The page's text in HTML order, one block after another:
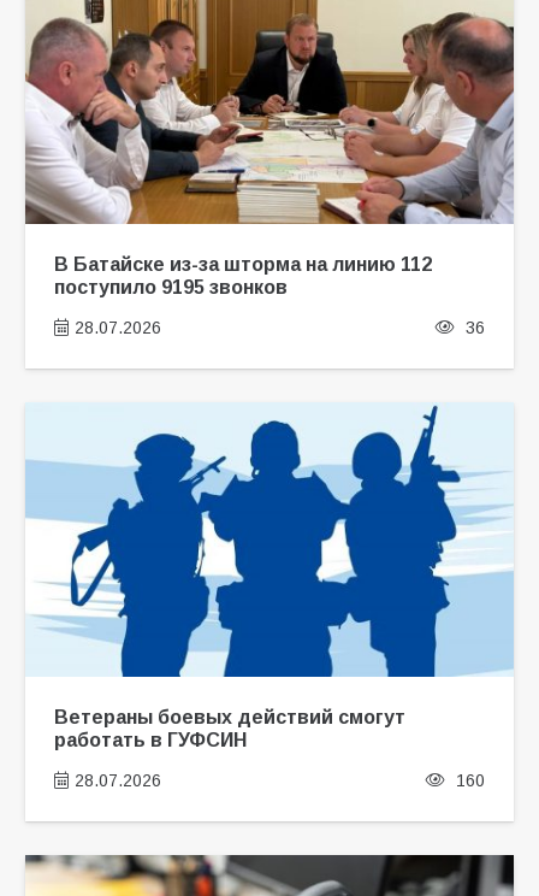
В Батайске из-за шторма на линию 112
поступило 9195 звонков
28.07.2026 36
Ветераны боевых действий смогут
работать в ГУФСИН
28.07.2026 160